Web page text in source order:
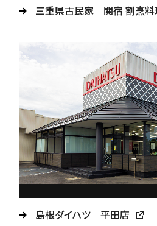
三重県古民家 関宿 割烹料
島根ダイハツ 平田店